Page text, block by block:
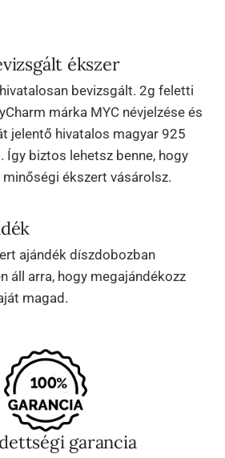
ékszer
bevizsgált. 2g feletti
márka MYC névjelzése és
jelentő hivatalos magyar 925
Így biztos lehetsz benne, hogy
ékszert vásárolsz.
ajándék díszdobozban
áll arra, hogy megajándékozz
magad.
garancia